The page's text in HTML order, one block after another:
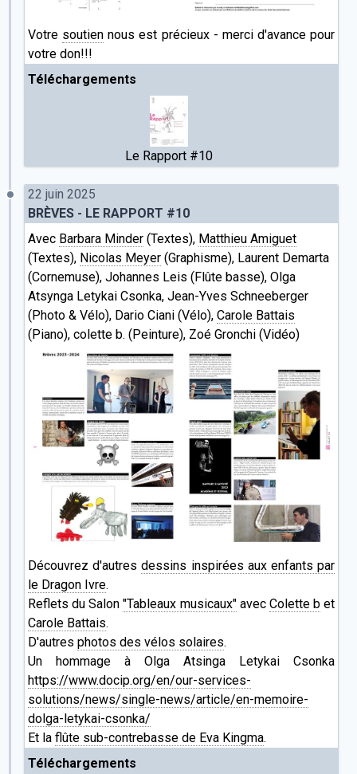
Votre soutien nous est précieux - merci d'avance pour
votre don!!!
Téléchargements
Le Rapport #10
22 juin 2025
BRÈVES - LE RAPPORT #10
Avec Barbara Minder (Textes), Matthieu Amiguet
(Textes), Nicolas Meyer (Graphisme), Laurent Demarta
(Cornemuse), Johannes Leis (Flûte basse), Olga
Atsynga Letykai Csonka, Jean-Yves Schneeberger
(Photo & Vélo), Dario Ciani (Vélo), Carole Battais
(Piano), colette b. (Peinture), Zoé Gronchi (Vidéo)
Découvrez d'autresdessins inspirées aux enfants par
le Dragon Ivre.
Reflets du Salon"Tableaux musicaux"avec Colette bet
Carole Battais.
D'autres photos des vélos solaires.
Un hommage à Olga Atsinga Letykai Csonka
https://www.docip.org/en/our-services-
solutions/news/single-news/article/en-memoire-
dolga-letykai-csonka/
Et la flûte sub-contrebasse de Eva Kingma.
Téléchargements